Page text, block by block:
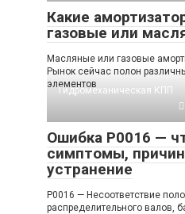
Какие
газовые или
Масляные или газовые
Рынок сейчас полон
элементов
Гидромеханическая КПП
Ошибка P0016 —
симптомы,
устранение
P0016 — Несоответствие
распределительного валов,